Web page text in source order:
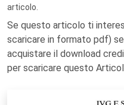
articolo.
Se questo articolo ti
scaricare in formato pdf)
acquistare il download
per scaricare questo